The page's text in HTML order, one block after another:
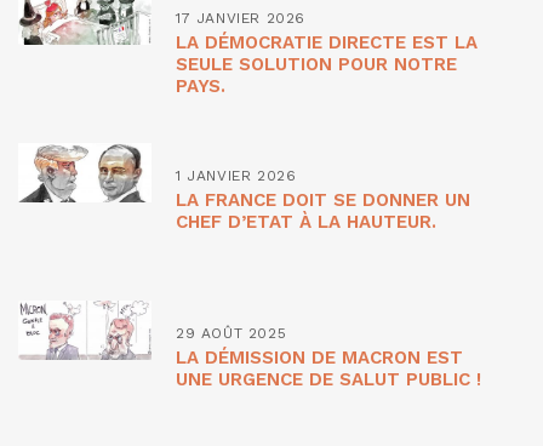
17 JANVIER 2026
LA DÉMOCRATIE DIRECTE EST LA
SEULE SOLUTION POUR NOTRE
PAYS.
1 JANVIER 2026
LA FRANCE DOIT SE DONNER UN
CHEF D’ETAT À LA HAUTEUR.
29 AOÛT 2025
LA DÉMISSION DE MACRON EST
UNE URGENCE DE SALUT PUBLIC !